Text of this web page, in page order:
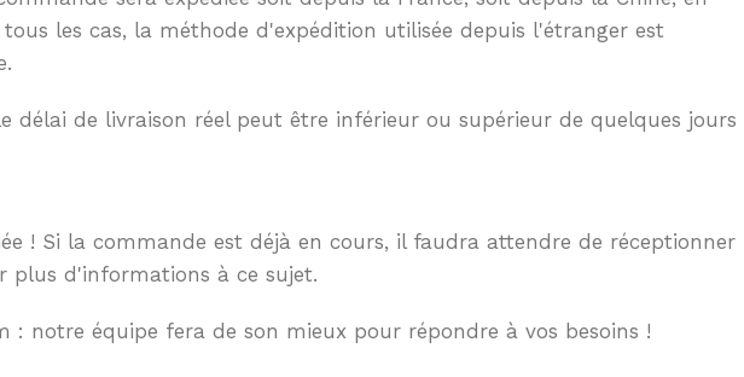
les cas, la méthode d'expédition utilisée depuis l'étranger est
de livraison réel peut être inférieur ou supérieur de quelques jours
! Si la commande est déjà en cours, il faudra attendre de réceptionner
plus d'informations à ce sujet.
notre équipe fera de son mieux pour répondre à vos besoins !